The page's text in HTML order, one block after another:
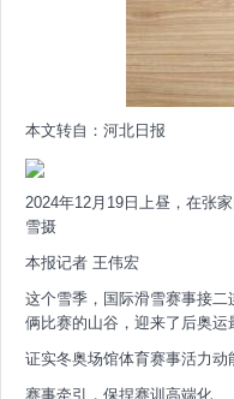
本文转自：河北日报
2024年12月19日上昼，在张
雪摄
本报记者 王伟宏
这个雪季，国际滑雪赛事接二
俩比赛的山谷，迎来了后奥运
证实冬奥场馆体育赛事活力
赛事牵引，保捏赛训高端化